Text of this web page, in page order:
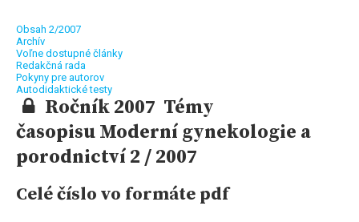
Obsah 2/2007
Archív
Voľne dostupné články
Redakčná rada
Pokyny pre autorov
Autodidaktické testy
Ročník 2007 Témy
časopisu Moderní gynekologie a
porodnictví 2 / 2007
Celé číslo vo formáte pdf